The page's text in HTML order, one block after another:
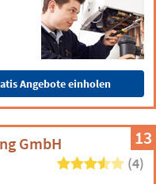
Angebote einholen
13
GmbH
(4)